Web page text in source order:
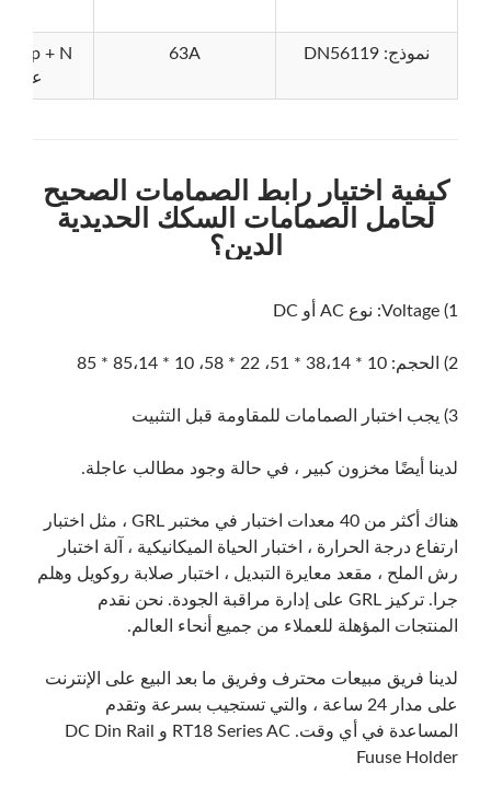
نموذج: DN56119 63A
على
كيفية اختيار رابط الصمامات الصحيح
لحامل الصمامات السكك الحديدية
الدين؟
1) Voltage: نوع AC أو DC
2) الحجم: 10 * 38،14 * 51، 22 * 58، 10 * 85،14 * 85
3) يجب اختبار الصمامات للمقاومة قبل التثبيت
لدينا أيضًا مخزون كبير ، في حالة وجود مطالب عاجلة.
هناك أكثر من 40 معدات اختبار في مختبر GRL ، مثل اختبار
ارتفاع درجة الحرارة ، اختبار الحياة الميكانيكية ، آلة اختبار
رش الملح ، مقعد معايرة التبديل ، اختبار صلابة روكويل وهلم
جرا. تركيز GRL على إدارة مراقبة الجودة. نحن نقدم
المنتجات المؤهلة للعملاء من جميع أنحاء العالم.
لدينا فريق مبيعات محترف وفريق ما بعد البيع على الإنترنت
على مدار 24 ساعة ، والتي تستجيب بسرعة وتقدم
المساعدة في أي وقت. RT18 Series AC و DC Din Rail
Fuuse Holder